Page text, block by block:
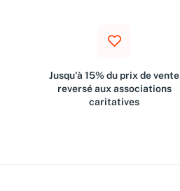
Jusqu'à 15% du prix de vente
reversé aux associations
caritatives